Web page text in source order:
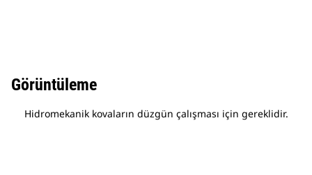
Görüntüleme
Hidromekanik kovaların düzgün çalışması için gereklidir.